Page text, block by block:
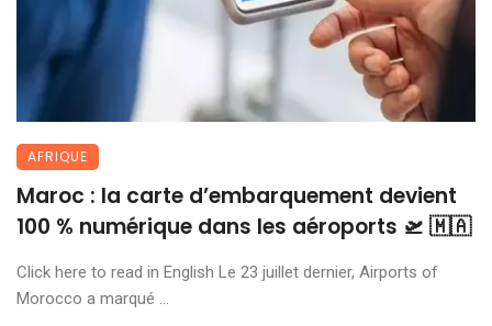
AFRIQUE
Maroc : la carte d’embarquement devient
100 % numérique dans les aéroports 🛫 🇲🇦
Click here to read in English Le 23 juillet dernier, Airports of
Morocco a marqué ...